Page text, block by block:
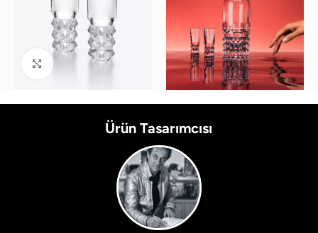
Büyütmek için tıklayın
Ürün Tasarımcısı